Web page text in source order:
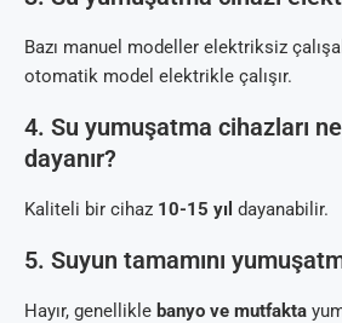
Bazı manuel modeller elektriksiz
otomatik model elektrikle çalışır.
4. Su yumuşatma cihazları
dayanır?
Kaliteli bir cihaz 10-15 yıl dayanabilir.
5. Suyun tamamını
Hayır, genellikle banyo ve mutfakta